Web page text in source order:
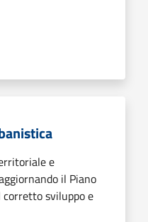
e
il Piano
corretto sviluppo e